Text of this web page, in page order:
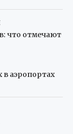
что отмечают
в аэропортах